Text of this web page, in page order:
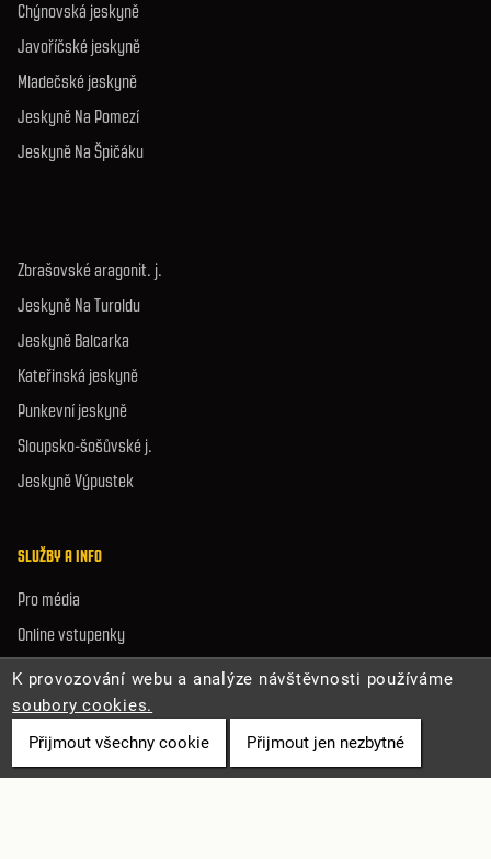
Chýnovská jeskyně
Javoříčské jeskyně
Mladečské jeskyně
Jeskyně Na Pomezí
Jeskyně Na Špičáku
Zbrašovské aragonit. j.
Jeskyně Na Turoldu
Jeskyně Balcarka
Kateřinská jeskyně
Punkevní jeskyně
Sloupsko-šošůvské j.
Jeskyně Výpustek
SLUŽBY A INFO
Pro média
Online vstupenky
Volná místa
Mapa stránek
Prohlášení o přístupnosti
Ochrana osobních údajů
K provozování webu a analýze návštěvnosti používáme
soubory cookies.
Přijmout všechny cookie
Přijmout jen nezbytné